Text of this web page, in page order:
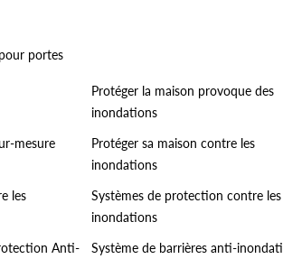
portes
Protéger la maison provoque des
inondations
mesure
Protéger sa maison contre les
inondations
les
Systèmes de protection contre les
inondations
Anti-
Système de barrières anti-